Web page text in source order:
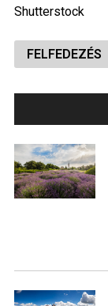
Shutterstock
FELFEDEZÉS